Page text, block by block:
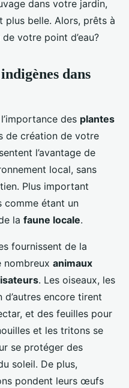
dans votre jardin,
plus belle. Alors, prêts à
votre point d’eau?
dans
des plantes
de création de votre
l’avantage de
local, sans
Plus important
comme étant un
la faune locale.
fournissent de la
nombreux animaux
. Les oiseaux, les
encore tirent
et des feuilles pour
et les tritons se
se protéger des
soleil. De plus,
pondent leurs œufs